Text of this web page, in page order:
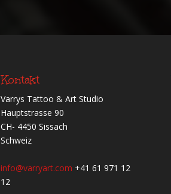
Kontakt
Varrys Tattoo & Art Studio
Hauptstrasse 90
CH- 4450 Sissach
Schweiz
info@varryart.com +41 61 971 12
12